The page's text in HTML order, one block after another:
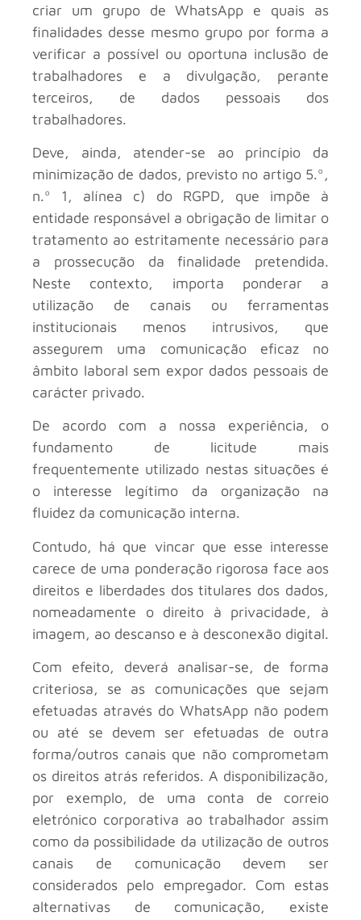
criar um grupo de WhatsApp e quais as
finalidades desse mesmo grupo por forma a
verificar a possível ou oportuna inclusão de
trabalhadores e a divulgação, perante
terceiros, de dados pessoais dos
trabalhadores.
Deve, ainda, atender-se ao princípio da
minimização de dados, previsto no artigo 5.º,
n.º 1, alínea c) do RGPD, que impõe à
entidade responsável a obrigação de limitar o
tratamento ao estritamente necessário para
a prossecução da finalidade pretendida.
Neste contexto, importa ponderar a
utilização de canais ou ferramentas
institucionais menos intrusivos, que
assegurem uma comunicação eficaz no
âmbito laboral sem expor dados pessoais de
carácter privado.
De acordo com a nossa experiência, o
fundamento de licitude mais
frequentemente utilizado nestas situações é
o interesse legítimo da organização na
fluidez da comunicação interna.
Contudo, há que vincar que esse interesse
carece de uma ponderação rigorosa face aos
direitos e liberdades dos titulares dos dados,
nomeadamente o direito à privacidade, à
imagem, ao descanso e à desconexão digital.
Com efeito, deverá analisar-se, de forma
criteriosa, se as comunicações que sejam
efetuadas através do WhatsApp não podem
ou até se devem ser efetuadas de outra
forma/outros canais que não comprometam
os direitos atrás referidos. A disponibilização,
por exemplo, de uma conta de correio
eletrónico corporativa ao trabalhador assim
como da possibilidade da utilização de outros
canais de comunicação devem ser
considerados pelo empregador. Com estas
alternativas de comunicação, existe